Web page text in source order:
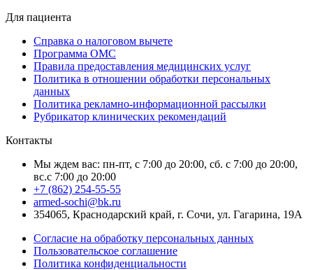
Для пациента
Справка о налоговом вычете
Программа ОМС
Правила предоставления медицинских услуг
Политика в отношении обработки персональных
данных
Политика рекламно-информационной рассылки
Рубрикатор клинических рекомендаций
Контакты
Мы ждем вас: пн-пт, с 7:00 до 20:00, сб. с 7:00 до 20:00,
вс.с 7:00 до 20:00
+7 (862) 254-55-55
armed-sochi@bk.ru
354065, Краснодарский край, г. Сочи, ул. Гагарина, 19А
Согласие на обработку персональных данных
Пользовательское соглашение
Политика конфиденциальности